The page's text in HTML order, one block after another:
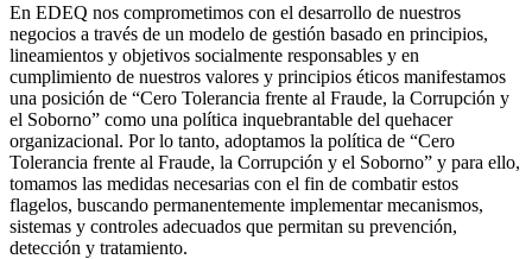
En EDEQ nos comprometimos con el desarrollo de nuestros
negocios a través de un modelo de gestión basado en principios,
lineamientos y objetivos socialmente responsables y en
cumplimiento de nuestros valores y principios éticos manifestamos
una posición de “Cero Tolerancia frente al Fraude, la Corrupción y
el Soborno” como una política inquebrantable del quehacer
organizacional. Por lo tanto, adoptamos la política de “Cero
Tolerancia frente al Fraude, la Corrupción y el Soborno” y para ello,
tomamos las medidas necesarias con el fin de combatir estos
flagelos, buscando permanentemente implementar mecanismos,
sistemas y controles adecuados que permitan su prevención,
detección y tratamiento.